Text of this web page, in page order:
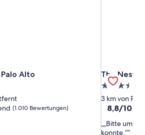
Alto
Alto
(1.010 Bewertungen)
The Nest
The Nest
3.5-
Sterne-
Unterkunft
3 km von
8.8
10,
8,8/10
„Bitte um
konnte.“